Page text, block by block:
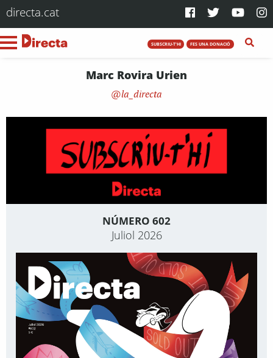
directa.cat
SUBSCRIU-T'HI FES UNA DONACIÓ
Marc Rovira Urien
la_directa
NÚMERO 602
Juliol 2026